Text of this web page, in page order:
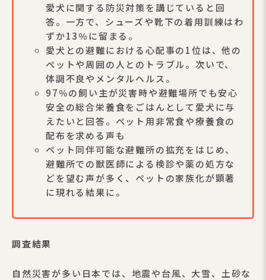
愛犬に関する防災対策を講じていると回
答。一方で、シューズや靴下の着用訓練はわ
ずか13％に留まる。
愛犬との避難における心配事の1位は、他の
ペットや周囲の人とのトラブル。次いで、
体調不良やメンタルヘルス。
97％の飼い主が災害時や避難場所でも安心
安全の総合栄養食をごはんとして愛犬に与
えたいと回答。ペット用非常食や療養食の
配布を求める声も
ペット同伴可能な避難所の拡充をはじめ、
避難所での獣医師による検診や薬の処方な
どを望む声が多く、ペットの家族化が顕著
に現れる結果に。
調査結果
自然災害が多い日本では、地震や台風、大雪、土砂な